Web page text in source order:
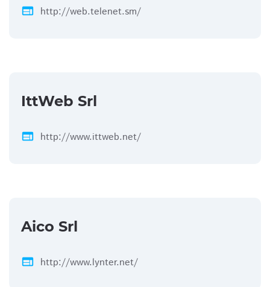
web http://web.telenet.sm/
IttWeb Srl
web http://www.ittweb.net/
Aico Srl
web http://www.lynter.net/